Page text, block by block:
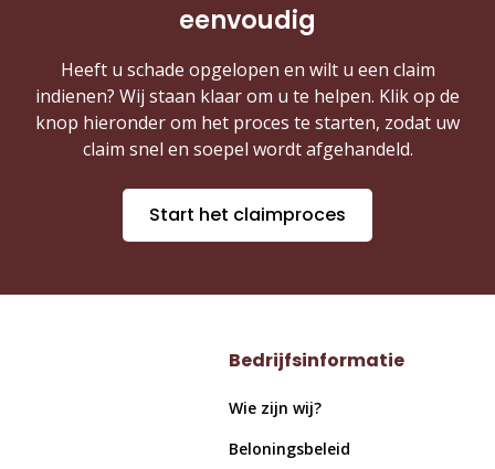
eenvoudig
Heeft u schade opgelopen en wilt u een claim
indienen? Wij staan klaar om u te helpen. Klik op de
knop hieronder om het proces te starten, zodat uw
claim snel en soepel wordt afgehandeld.
Start het claimproces
Bedrijfsinformatie
Wie zijn wij?
Beloningsbeleid